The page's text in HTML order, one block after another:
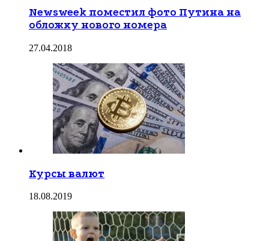
Newsweek поместил фото Путина на
обложку нового номера
27.04.2018
Курсы валют
18.08.2019